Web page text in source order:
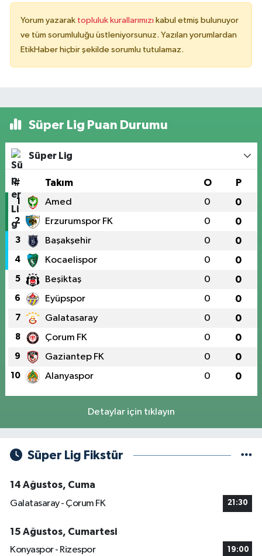
Yorum yazarak topluluk kurallarımızı kabul etmiş bulunuyor
ve tüm sorumluluğu üstleniyorsunuz. Yazılan yorumlardan
EtikHaber hiçbir şekilde sorumlu tutulamaz.
Süper Lig Puan Durumu
Süper Lig
# Takım O P
1 Amed 0 0
2 Erzurumspor FK 0 0
3 Başakşehir 0 0
4 Kocaelispor 0 0
5 Beşiktaş 0 0
6 Eyüpspor 0 0
7 Galatasaray 0 0
8 Çorum FK 0 0
9 Gaziantep FK 0 0
10 Alanyaspor 0 0
Detaylar için tıklayın
Süper Lig Fikstür
14 Ağustos, Cuma
Galatasaray - Çorum FK
21:30
15 Ağustos, Cumartesi
Konyaspor - Rizespor
19:00